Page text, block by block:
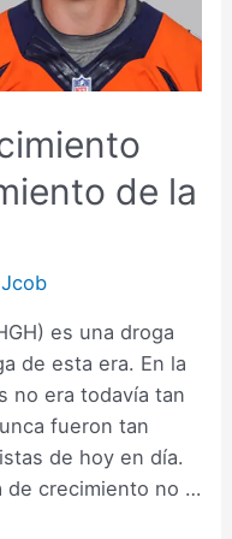
de la
Jcob
es una droga
de esta era. En la
no era todavía tan
fueron tan
de hoy en día.
de crecimiento no …